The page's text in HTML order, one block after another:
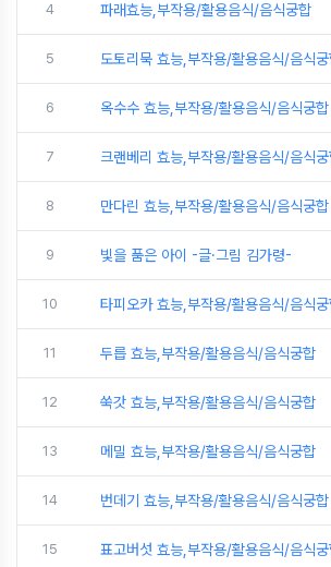
4 파래효능,부작용/활용음식/음식궁합
5 도토리묵 효능,부작용/활용음식/음식
6 옥수수 효능,부작용/활용음식/음식궁합
7 크랜베리 효능,부작용/활용음식/음식
8 만다린 효능,부작용/활용음식/음식궁합
9 빛을 품은 아이 -글·그림 김가령-
10 타피오카 효능,부작용/활용음식/음식
11 두릅 효능,부작용/활용음식/음식궁합
12 쑥갓 효능,부작용/활용음식/음식궁합
13 메밀 효능,부작용/활용음식/음식궁합
14 번데기 효능,부작용/활용음식/음식궁합
15 표고버섯 효능,부작용/활용음식/음식